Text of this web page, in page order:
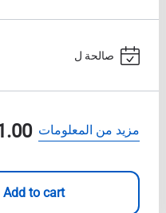
صالحة ل
مزيد من المعلومات
Add to cart